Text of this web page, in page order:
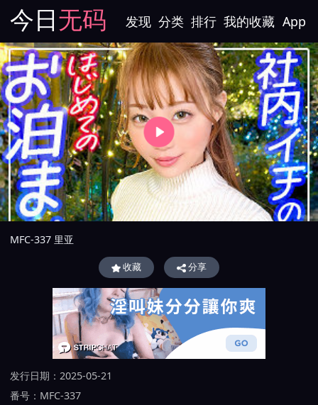
今日无码 发现 分类 排行 我的收藏 App
MFC-337 里亚
收藏 分享
发行日期：2025-05-21
番号：MFC-337